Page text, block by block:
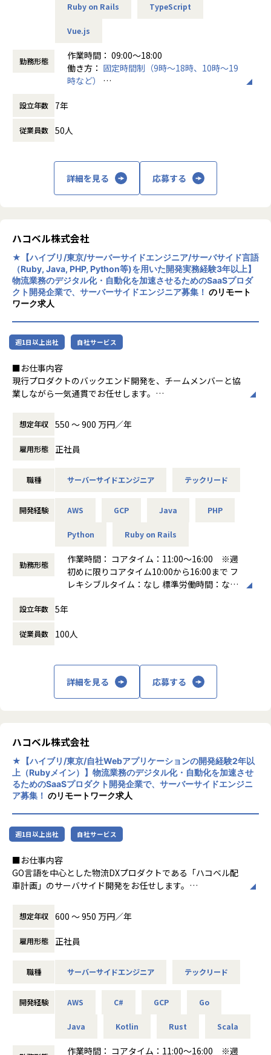
エンジニアの働きやすさを第一に考えており、残業は月平均
20時間以内。リモートワーク・フルリモート・フレックスタ
イム制・時差出勤・時短勤務といった案件も多数ご用意して
おり、「家族との時間を大切にしたい」「通勤に時間を使い
たくない」といった希望にもしっかり応えています。
定期的な小グループでのコミュニケーションや営業担当との
定期面談のほか、LINEやZoomで気軽に相談できる体制も整
えていますので、不満や要望は遠慮なくお伝えください。
もちろん、年齢や社歴で区別することは一切なし！マネジメ
【身に付くスキル・キャリアパス】
半期に1度キャリア面談を行い、希望に沿ったスキルや資格
先輩エンジニアやリーダーがマンツーマンであなたをサポー
ト。
プロジェクトに参加しながら、必要な技術や知識を身につけ
ていきましょう。
▼その後も……
フォローしていきます。
▼スキルアップも！
SAPやAWS関連や基本情報技術者など、業務に関連する資格
取得の受験料は会社が補助。
る仕組みがあります！
＜社風・環境＞
★オンライン教育レッスン無料受講可能：グローバル企業と
全額会社負担
月営業手当を支給
★賞与：顧客・エンジニアの紹介で、企業の売上拡大につな
がった場合、賞与として最大30万円支給
★育児休暇中の社員支援：仕事・子育ての両立サポート、自
★平均残業10~20時間程度
★社内製品開発・企画：ご希望があればプロジェクトに参画
いただきます（海外ハイテクベンチャー企業とのチーム協
【エンジニアを第一に考える社風】
自社請負案件を手掛けており、コロナ渦でも昨対比2倍の増
収増益となりました。
代表をはじめ、採用担当も元エンジニアであり、手厚いフォ
ロー体制があります。
★案件単価の最大8割をエンジニアに還元
スキルアップが収入アップに直結します！
★紹介案件を獲得した際、賞与最大30万円付与
★社内交流会：2～3ヶ月に1度社内交流会を開催
★資格補助：業務に活かせる資格は取得支援あり
■システム開発
案し、IT投資予算に合わせて、有効な製品／技術を適材適所
供しております。
∟オフショア開発/テンプレート開発/webシステム開発/業
経験豊かなITエンジニアと技術を求めている企業様をマッチ
確にしていきます。
・ITコンサルティング：ITを活用した新たなビジネスの創出
に取り組みます。
クライアントのビジョンに対して、最適なIT戦略を立案し、
新しいビジネスチャンスを見出します。ITソリューションの
提案では、先進的な技術トレンドを把握し、クライアントに
対して革新的な解決策を提供します。
【仕事の特色】
や上流力等幅広いスキルの成長が可能な環境です。
注目のスタートアップ企業にも選ばれており、全社員がテッ
キーな考えを持たれております。
ドとの折衝なども行えるため、上流の経験や、「どのように
いいものを作っていくか」といったフェーズから携われま
す。
②全社的な志向性としては、『顧客に提供するサービスには
妥協しない』という思いを持っており、より満足してもらえ
取り入れているため、着実に技術力を伸ばすことができま
す。
また、若手でも意欲のある方であれば早期にPMのキャリア
キルや市場価値を早期に伸ばすこともできます。
マネジメントコースだけでなく、技術スペシャリストのキャ
リアもあります。
ントしてくれる環境下なので、より社内にマッチした行動と
また、メンバー対リーダーの人数比も多すぎるということが
できることも強みです。
「どのようにいいものを作っていくか」といったフェーズか
ら携わることも可能です。
【業務の変更の範囲】
Ruby on Rails TypeScript
Vue.js
勤務形態
作業時間： 09:00～18:00
働き方： 固定時間制（9時～18時、10時～19
時など）
休憩時間： 60分
設立年数 7年
従業員数 50人
詳細を見る 応募する
ハコベル株式会社
★【ハイブリ/東京/サーバーサイドエンジニア/サーバサイド言語
（Ruby, Java, PHP, Python等)を用いた開発実務経験3年以上】
物流業務のデジタル化・自動化を加速させるためのSaaSプロダ
クト開発企業で、サーバーサイドエンジニア募集！ のリモート
ワーク求人
週1日以上出社 自社サービス
■お仕事内容
現行プロダクトのバックエンド開発を、チームメンバーと協
業しながら一気通貫でお任せします。
ハコベルではエンジニアも、プロダクトマネジャーやカスタ
マーサポートと共にヒアリング、オンボードなどを通した理
解を大事にしています。
良い品質のプロダクト開発とユーザーの理解両方を通してユ
ョンに共感できるような方を募集しています。
具体的には・・・
ン、目標達成に向けての開発および運用
実現方法を検討・実践
・TLと連携したプログラミング言語やフレームワーク、ライ
ブラリの技術調査・選択
実現
「本人の意志・志向性に応じて、柔軟に役割を広げていく」
考え方がベースにあり、バックエンドエンジニアがフロント
していったりと多様なチャレンジが可能です。
■ポジションの魅力
・大規模かつビジネス要件の複雑なプロダクト開発を設計・
実装・デリバリーまで一気通貫して担当することによるスキ
ルアップ
・エンジニアであっても要求・要件定義や仕様策定からBiz
サイド・PdMなどと連携し、自分達で考え意思決定していく
裁量の大きいチーム
ションをおこなったり、開発プロセスの改善を含めて自分達
でチームを作り上げていくカルチャー
・Mac Book Pro / Air (機種・キーボードレイアウト選択可)
・外付けモニター: フリーアドレスで利用可能
業可能
<選考に進まれる方はご確認ください>
をまとめています
想定年収 550 〜 900 万円／年
雇用形態 正社員
職種 サーバーサイドエンジニア テックリード
開発経験 AWS GCP Java PHP
Python Ruby on Rails
勤務形態
作業時間： コアタイム：11:00～16:00 ※週
初めに限りコアタイム10:00から16:00まで フ
レキシブルタイム：なし 標準労働時間：なし
時間外労働の有無： 有（月平均10時間）
設立年数 5年
従業員数 100人
詳細を見る 応募する
ハコベル株式会社
★【ハイブリ/東京/自社Webアプリケーションの開発経験2年以
上（Rubyメイン）】物流業務のデジタル化・自動化を加速させ
るためのSaaSプロダクト開発企業で、サーバーサイドエンジニ
ア募集！ のリモートワーク求人
週1日以上出社 自社サービス
■お仕事内容
GO言語を中心とした物流DXプロダクトである「ハコベル配
車計画」のサーバサイド開発をお任せします。
ハコベルではエンジニアも、プロダクトマネージャーやカス
タマーサポートと共にヒアリング、オンボードなどを通した
理解を大事にしています。
ーザーの体験、提供できる価値を最大化できるようなアクシ
の実現方法を検討・実践
想定年収 600 〜 950 万円／年
雇用形態 正社員
職種 サーバーサイドエンジニア テックリード
開発経験 AWS C# GCP Go
Java Kotlin Rust Scala
作業時間： コアタイム：11:00～16:00 ※週